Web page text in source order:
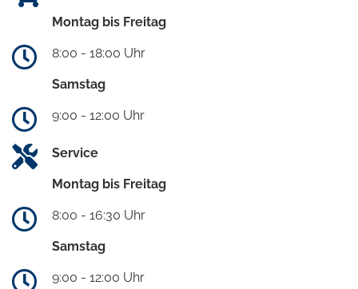
Montag bis Freitag
8:00 - 18:00 Uhr
Samstag
9:00 - 12:00 Uhr
Service
Montag bis Freitag
8:00 - 16:30 Uhr
Samstag
9:00 - 12:00 Uhr